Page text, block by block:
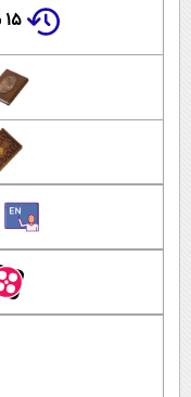
۱۵ سال پیش در چنین روزی